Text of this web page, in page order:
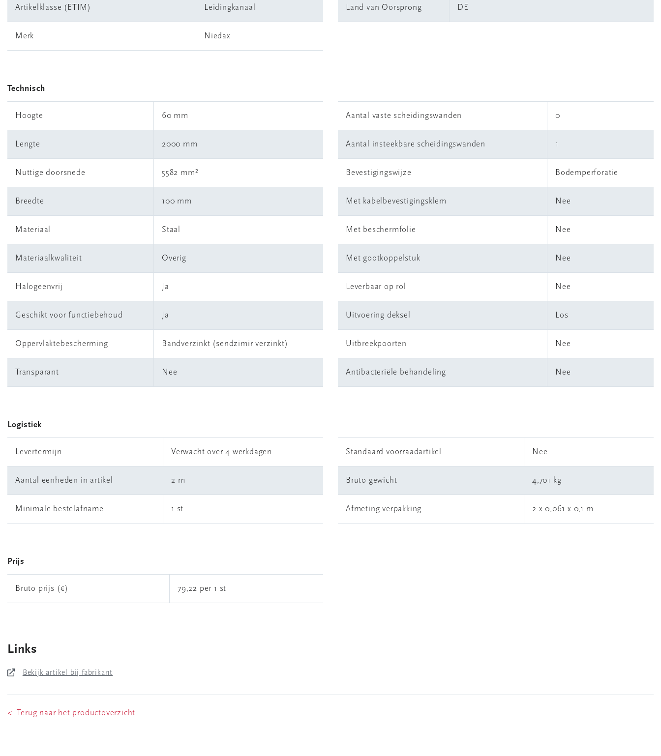
Artikelklasse (ETIM) Leidingkanaal
Merk Niedax
Land van Oorsprong DE
Technisch
Hoogte 60 mm
Lengte 2000 mm
Nuttige doorsnede 5582 mm²
Breedte 100 mm
Materiaal Staal
Materiaalkwaliteit Overig
Halogeenvrij Ja
Geschikt voor functiebehoud Ja
Oppervlaktebescherming Bandverzinkt (sendzimir verzinkt)
Transparant Nee
Aantal vaste scheidingswanden 0
Aantal insteekbare scheidingswanden 1
Bevestigingswijze Bodemperforatie
Met kabelbevestigingsklem Nee
Met beschermfolie Nee
Met gootkoppelstuk Nee
Leverbaar op rol Nee
Uitvoering deksel Los
Uitbreekpoorten Nee
Antibacteriële behandeling Nee
Logistiek
Levertermijn Verwacht over 4 werkdagen
Aantal eenheden in artikel 2 m
Minimale bestelafname 1 st
Standaard voorraadartikel Nee
Bruto gewicht 4,701 kg
Afmeting verpakking 2 x 0,061 x 0,1 m
Prijs
Bruto prijs (€) 79,22 per 1 st
Links
Bekijk artikel bij fabrikant
< Terug naar het productoverzicht